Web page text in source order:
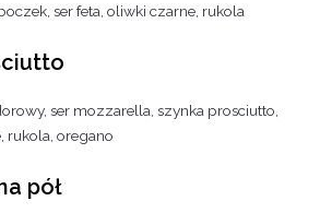
ser feta, oliwki czarne, rukola
ser mozzarella, szynka prosciutto,
rukola, oregano
pół